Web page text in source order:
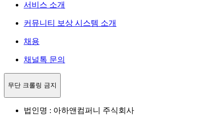
서비스 소개
커뮤니티 보상 시스템 소개
채용
채널톡 문의
무단 크롤링 금지
법인명 : 아하앤컴퍼니 주식회사